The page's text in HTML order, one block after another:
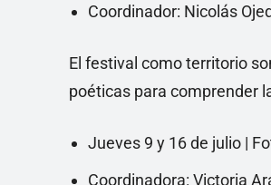
Coordinador: Nicolás
El festival como territorio
poéticas para comprender
Jueves 9 y 16 de julio |
Coordinadora: Victoria